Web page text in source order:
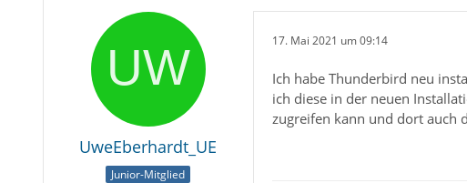
UweEberhardt_UE
Junior-Mitglied
17. Mai 2021 um 09:14
Ich habe Thunderbird neu
ich diese in der neuen
zugreifen kann und dort auch